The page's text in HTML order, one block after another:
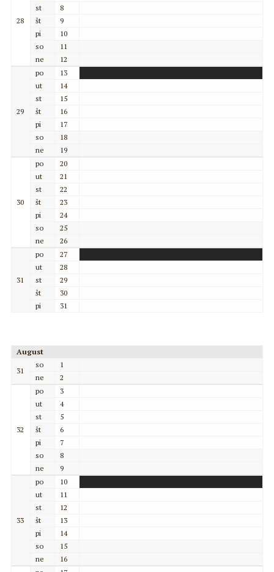
28
st
8
št
9
pi
10
so
11
ne
12
29
po
13
ut
14
st
15
št
16
pi
17
so
18
ne
19
30
po
20
ut
21
st
22
št
23
pi
24
so
25
ne
26
31
po
27
ut
28
st
29
št
30
pi
31
August
31
so
1
ne
2
32
po
3
ut
4
st
5
št
6
pi
7
so
8
ne
9
33
po
10
ut
11
st
12
št
13
pi
14
so
15
ne
16